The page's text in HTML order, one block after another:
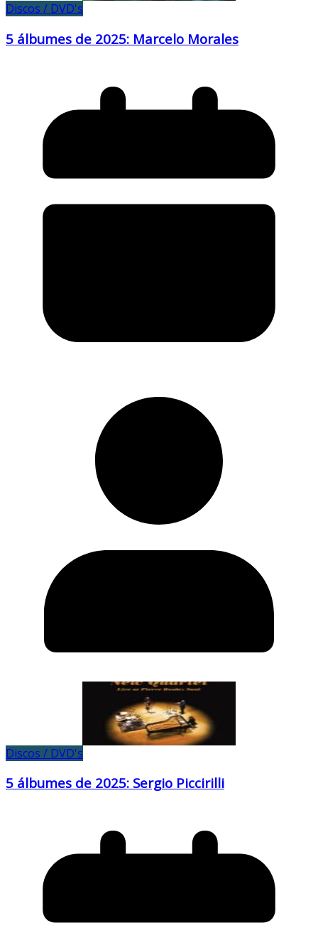
Discos / DVD's
5 álbumes de 2025: Marcelo Morales
Discos / DVD's
5 álbumes de 2025: Sergio Piccirilli